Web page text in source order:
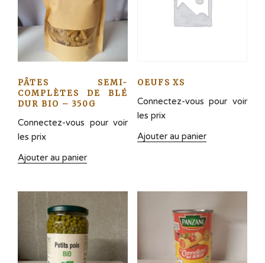
PÂTES SEMI-
COMPLÈTES DE BLÉ
DUR BIO – 350G
Connectez-vous pour voir
les prix
Ajouter au panier
OEUFS XS
Connectez-vous pour voir
les prix
Ajouter au panier